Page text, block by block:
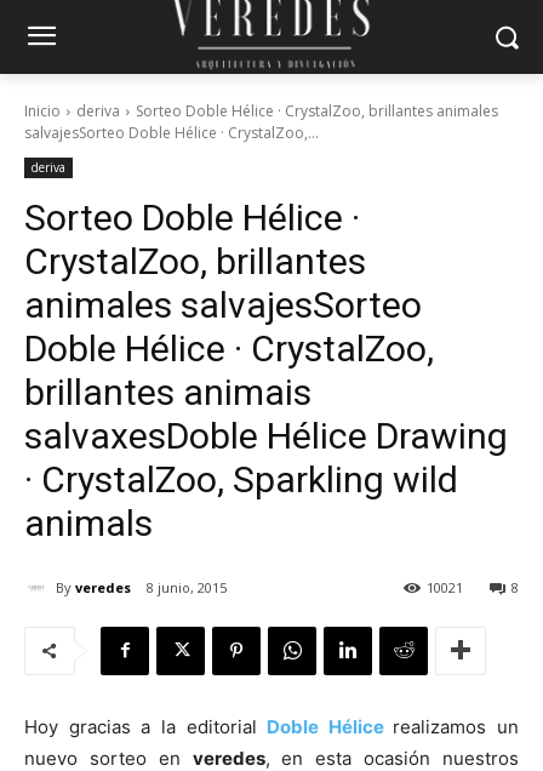
Inicio deriva
Sorteo Doble Hélice · CrystalZoo, brillantes animales
salvajesSorteo Doble Hélice · CrystalZoo,...
deriva
Sorteo Doble Hélice ·
CrystalZoo, brillantes
animales salvajesSorteo
Doble Hélice · CrystalZoo,
brillantes animais
salvaxesDoble Hélice Drawing
· CrystalZoo, Sparkling wild
animals
By veredes 8 junio, 2015 8
10021
Hoy gracias a la editorial Doble Hélice realizamos un
nuevo sorteo en veredes, en esta ocasión nuestros